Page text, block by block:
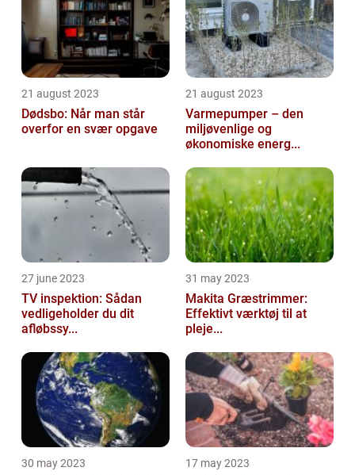
21 august 2023
Dødsbo: Når man står
overfor en svær opgave
21 august 2023
Varmepumper – den
miljøvenlige og
økonomiske energ...
27 june 2023
TV inspektion: Sådan
vedligeholder du dit
afløbssy...
31 may 2023
Makita Græstrimmer:
Effektivt værktøj til at
pleje...
30 may 2023 17 may 2023